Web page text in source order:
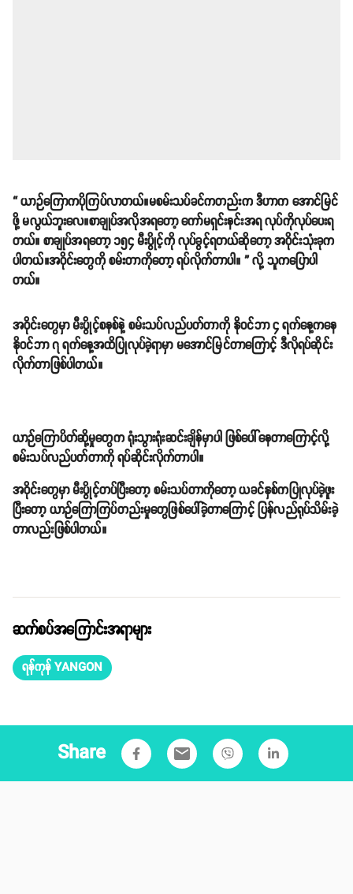
“ ယာဉ်ကြောကပိုကြပ်လာတယ်။မစမ်းသပ်ခင်ကတည်းက ဒီဟာက အောင်မြင်
ဖို့ မလွယ်ဘူးလေ။စာချုပ်အလိုအရတော့ ကော်မရှင်းနင်းအရ လုပ်ကိုလုပ်ပေးရ
တယ်။ စာချုပ်အရတော့ ၁၅၄ မီးပွိုင့်ကို လုပ်ခွင့်ရတယ်ဆိုတော့ အဝိုင်းသုံးခုက
ပါတယ်။အဝိုင်းတွေကို စမ်းတာကိုတော့ ရပ်လိုက်တာပါ။ ” လို့ သူကပြောပါ
တယ်။
အဝိုင်းတွေမှာ မီးပွိုင့်စနစ်နဲ့ စမ်းသပ်လည်ပတ်တာကို နိုဝင်ဘာ ၄ ရက်နေ့ကနေ
နိုဝင်ဘာ ၇ ရက်နေ့အထိပြုလုပ်ခဲ့ရာမှာ မအောင်မြင်တာကြောင့် ဒီလိုရပ်ဆိုင်း
လိုက်တာဖြစ်ပါတယ်။
ယာဉ်ကြောပိတ်ဆို့မှုတွေက ရုံးသွားရုံးဆင်းချိန်မှာပါ ဖြစ်ပေါ်နေတာကြောင့်လို့
စမ်းသပ်လည်ပတ်တာကို ရပ်ဆိုင်းလိုက်တာပါ။
အဝိုင်းတွေမှာ မီးပွိုင့်တပ်ပြီးတော့ စမ်းသပ်တာကိုတော့ ယခင်နှစ်ကပြုလုပ်ခဲ့ဖူး
ပြီးတော့ ယာဉ်ကြောကြပ်တည်းမှုတွေဖြစ်ပေါ်ခဲ့တာကြောင့် ပြန်လည်ရုပ်သိမ်းခဲ့
တာလည်းဖြစ်ပါတယ်။
ဆက်စပ်အကြောင်းအရာများ
ရန်ကုန် YANGON
Share email